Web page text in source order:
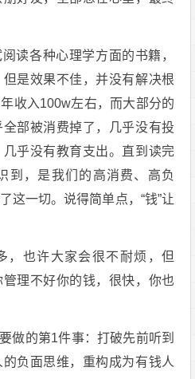
各种心理学方面的书籍，
是效果不佳，并没有解决根
收入100w左右，而大部分的
部被消费掉了，几乎没有投
乎没有教育支出。直到读完
到，是我们的高消费、高负
这一切。说得简单点，“钱”让
也许大家会很不耐烦，但
理不好你的钱，很快，你也
的第1件事：打破先前听到
负面思维，重构成为有钱人